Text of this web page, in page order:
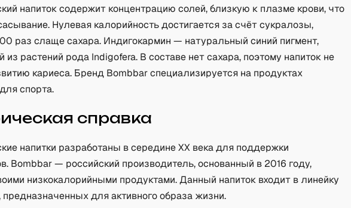
напиток содержит концентрацию солей, близкую к плазме крови, что
Нулевая калорийность достигается за счёт сукралозы,
раз слаще сахара. Индигокармин — натуральный синий пигмент,
из растений рода Indigofera. В составе нет сахара, поэтому напиток не
кариеса. Бренд Bombbar специализируется на продуктах
спорта.
справка
напитки разработаны в середине XX века для поддержки
Bombbar — российский производитель, основанный в 2016 году,
низкокалорийными продуктами. Данный напиток входит в линейку
предназначенных для активного образа жизни.